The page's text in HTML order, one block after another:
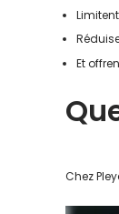
Et
Chez